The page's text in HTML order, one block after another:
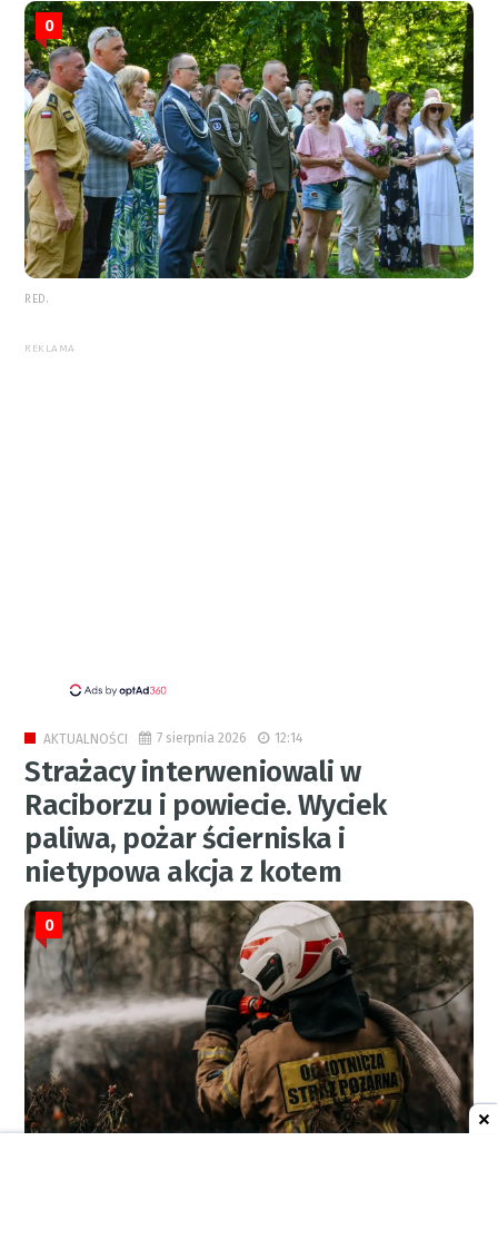
0
RED.
REKLAMA
AKTUALNOŚCI 7 sierpnia 2026 12:14
Strażacy interweniowali w
Raciborzu i powiecie. Wyciek
paliwa, pożar ścierniska i
nietypowa akcja z kotem
0